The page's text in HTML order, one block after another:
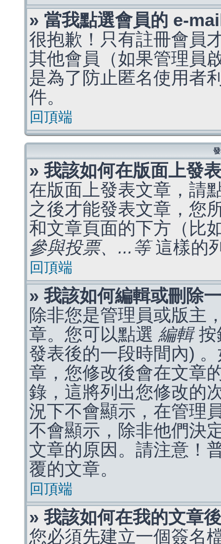
» 當我點選會員的 e-
很抱歉！只有註冊會員
其他會員（如果管理員
是為了防止匿名使用者
件。
回頂端
» 我該如何在版面上發
在版面上發表文章，請
之後才能發表文章，您
和文章頁面的下方（比
參與投票、...等這樣的
回頂端
» 我該如何編輯或刪除
除非您是管理員或版主
章。您可以點選 編輯按
發表後的一段時間內)
章，您修改後會在文章
錄，這將列出您修改的
況下不會顯示，在管理
不會顯示，除非他們決
文章的原因。請注意！
覆的文章。
回頂端
» 我該如何在我的文章
您必須先建立一個簽名